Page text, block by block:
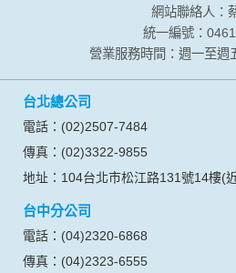
分析，分析結果之統計數據或說明文
外，我們會視需要公佈統計數據及
人之資料。
的個人資料揭露予第三人或使用於
在您於本網站註冊帳號、使用本網站
贈獎時，本網站會收集您的個人識別
業夥伴處取得個人資料。
當客戶在本網站註冊時，我們會取得
身份證字號、電子郵件、出生日期、
料。註冊時，本網站取得您的姓名、
號、電子郵件、出生日期、性別、行
成功，並登入使用我們的服務後，本
其他除了上述，會保留您在上網瀏覽
網站聯絡人：
統一編號：
營業服務時間：週一至週
台北總公司
電話：(02)2507-7484
傳真：(02)3322-9855
地址：104台北市松江路131號14樓(
台中分公司
電話：(04)2320-6868
傳真：(04)2323-6555